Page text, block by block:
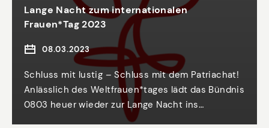
Lange Nacht zum internationalen
Frauen*Tag 2023
08.03.2023
Schluss mit lustig – Schluss mit dem Patriachat!
Anlässlich des Weltfrauen*tages lädt das Bündnis
0803 heuer wieder zur Lange Nacht ins
Schauspielhaus. Es gibt Performatives,